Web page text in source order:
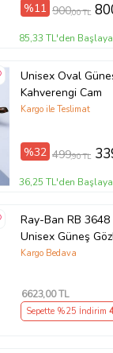
%11 900,00 TL
85,33 TL'den
Unisex Oval
Kahverengi Cam
Kargo ile Teslimat
%32 499,90 TL
36,25 TL'den
Ray-Ban RB
Unisex Güneş
Kargo Bedava
6623,00 TL
Sepette %25 İndirim